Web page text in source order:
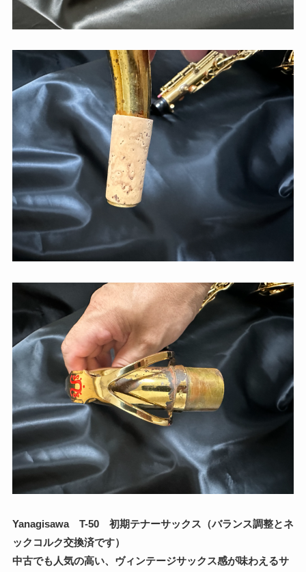
Yanagisawa T-50 初期テナーサックス（バランス調整とネ
ックコルク交換済です）
中古でも人気の高い、ヴィンテージサックス感が味わえるサ